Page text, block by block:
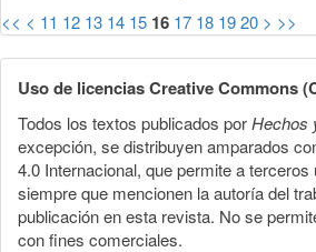
<< < 11 12 13 14 15 16 17 18 1920 > >>
Uso de licencias Creative Commons
Todos los textos publicados porHechos
excepción, se distribuyen amparados
4.0 Internacional, que permite a terceros
siempre que mencionen la autoría del
publicación en esta revista. No se
con fines comerciales.